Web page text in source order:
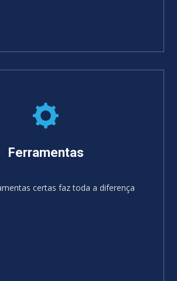
Ferramentas
certas faz toda a diferença